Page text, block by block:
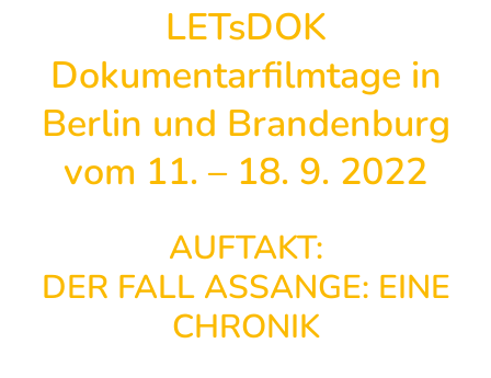
LETsDOK
Dokumentarfilmtage in
Berlin und Brandenburg
vom 11. – 18. 9. 2022
AUFTAKT:
DER FALL ASSANGE: EINE
CHRONIK